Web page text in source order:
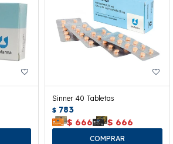
Sinner 40 Tabletas
$ 783
$ 666 $ 666